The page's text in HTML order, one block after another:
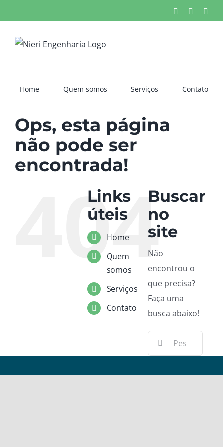
para
Facebook
Home Quem somos Serviços Contato
Ops, esta página
não pode ser
encontrada!
404
Links
úteis
Home
Quem
somos
Serviços
Contato
Buscar
no
site
Não
encontrou o
que precisa?
Faça uma
busca abaixo!
Buscar
resultados